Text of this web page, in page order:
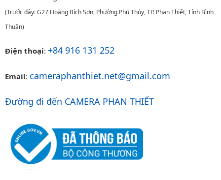
(Trước đây: G27 Hoàng Bích Sơn, Phường Phú Thủy, TP. Phan Thiết, Tỉnh Bình
Thuận)
Điện thoại: +84 916 131 252
Email: cameraphanthiet.net@gmail.com
Đường đi đến CAMERA PHAN THIẾT